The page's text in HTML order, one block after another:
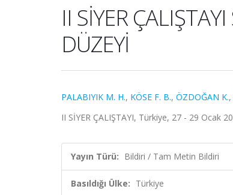
II SİYER
DÜZEYİ
PALABIYIK M. H., KÖSE F. B., ÖZDOĞAN K.,
II SİYER ÇALIŞTAYI, Türkiye, 27 - 29 Ocak
Yayın Türü: Bildiri / Tam Metin Bildiri
Basıldığı Ülke: Türkiye